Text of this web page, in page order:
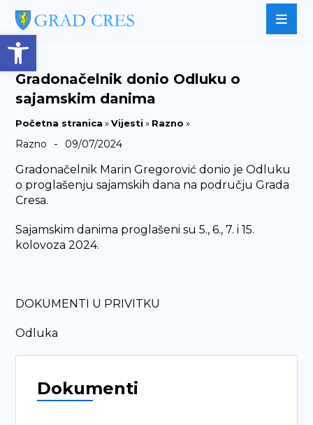
Open toolbar
Gradonačelnik donio Odluku o
sajamskim danima
Početna stranica »Vijesti » Razno »
Razno - 09/07/2024
Gradonačelnik Marin Gregorović donio je Odluku
o proglašenju sajamskih dana na području Grada
Cresa.
Sajamskim danima proglašeni su 5., 6., 7. i 15.
kolovoza 2024.
DOKUMENTI U PRIVITKU
Odluka
Dokumenti